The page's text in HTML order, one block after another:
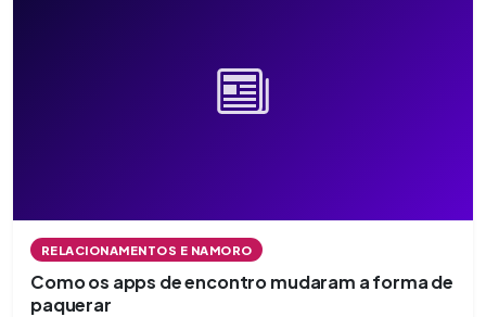
RELACIONAMENTOS E NAMORO
Como os apps de encontro mudaram a forma de
paquerar